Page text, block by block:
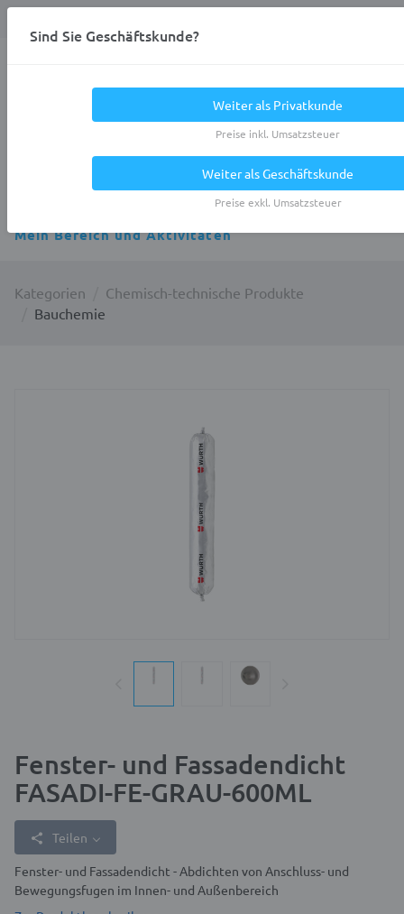
Mein Bereich und Aktivitäten
Kategorien
Chemisch-technische Produkte
Bauchemie
Fenster- und Fassadendicht
FASADI-FE-GRAU-600ML
Teilen
Fenster- und Fassadendicht - Abdichten von Anschluss- und
Bewegungsfugen im Innen- und Außenbereich
Sind Sie Geschäftskunde?
Weiter als Privatkunde
Preise inkl. Umsatzsteuer
Weiter als Geschäftskunde
Preise exkl. Umsatzsteuer